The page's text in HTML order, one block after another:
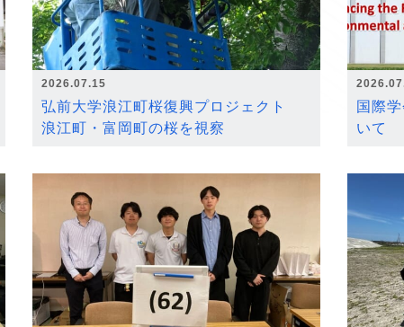
2026.07.15
弘前大学浪江町桜復興プロジェクト
浪江町・富岡町の桜を視察
国際
いて